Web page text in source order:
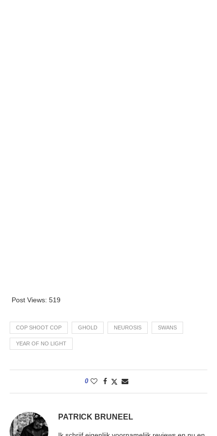
Post Views: 519
COP SHOOT COP GHOLD NEUROSIS SWANS
YEAR OF NO LIGHT
0
PATRICK BRUNEEL